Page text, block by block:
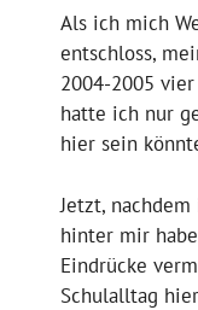
Als ich mich
entschloss,
2004-2005
hatte ich nur
hier sein
Jetzt,
hinter mir
Eindrücke
Schulalltag